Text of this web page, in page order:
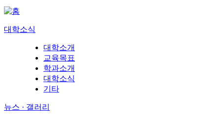
대학소식
대학소개
교육목표
학과소개
대학소식
기타
뉴스 · 갤러리